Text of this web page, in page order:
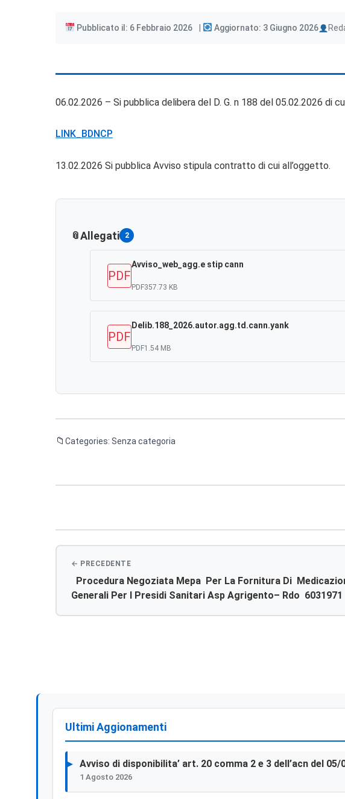
Pubblicato il: 6 Febbraio 2026 Aggiornato: 3 Giugno 2026Author
06.02.2026 – Si pubblica delibera del D. G. n 188 del 05.02.2026 di
LINK_BDNCP
13.02.2026 Si pubblica Avviso stipula contratto di cui all’oggetto.
Allegati 2
PDF
Avviso_web_agg.e stip cann
PDF357.73 KB
PDF
Delib.188_2026.autor.agg.td.cann.yank
PDF1.54 MB
Categories: Senza categoria
articoli
Procedura Negoziata Mepa Per La Fornitura Di
Generali Per I Presidi Sanitari Asp Agrigento– Rdo 6031971
Ultimi Aggionamenti
Avviso di disponibilita’ art. 20 comma 2 e 3 dell’acn del
1 Agosto 2026